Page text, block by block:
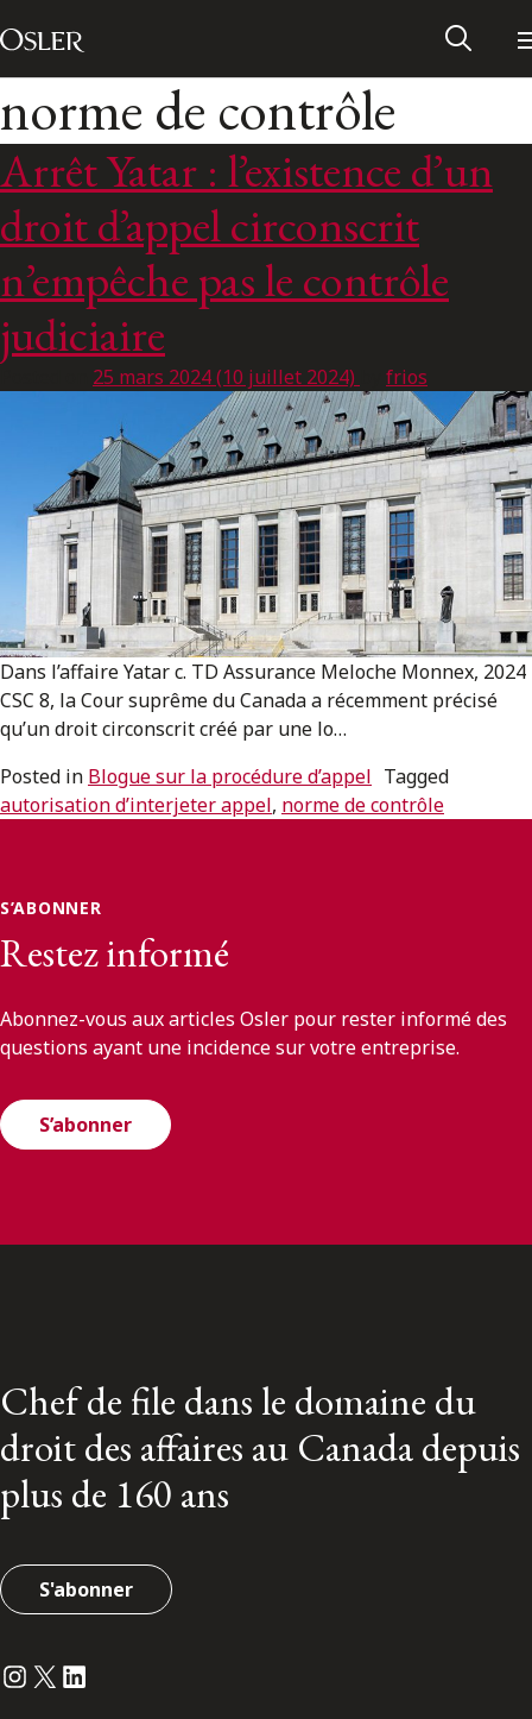
Passer au contenu
Main Navigation
Réseau des anciens d’Osler
Contactez-nous
ENGLISH
S’abonner aux articles Osler
S’abonner
norme de contrôle
Arrêt Yatar : l’existence d’un
droit d’appel circonscrit
n’empêche pas le contrôle
judiciaire
25 mars 2024(10 juillet 2024) frios
Dans l’affaire Yatar c. TD Assurance Meloche Monnex, 2024
CSC 8, la Cour suprême du Canada a récemment précisé
qu’un droit circonscrit créé par une lo…
Posted in Blogue sur la procédure d’appel Tagged
autorisation d’interjeter appel, norme de contrôle
S’ABONNER
Restez informé
Abonnez-vous aux articles Osler pour rester informé des
questions ayant une incidence sur votre entreprise.
S’abonner
Chef de file dans le domaine du
droit des affaires au Canada depuis
plus de 160 ans
S'abonner
Instagram
Twitter
LinkedIn